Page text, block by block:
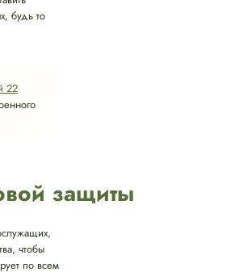
будь то
22
защиты
чтобы
по всем